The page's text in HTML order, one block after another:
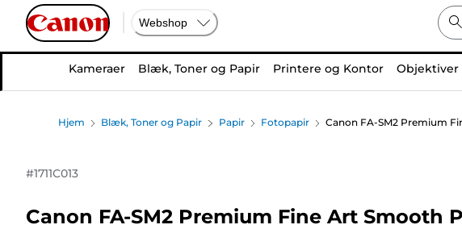
Webshop
Kameraer Blæk, Toner og Papir Printere og Kontor Objektiver
Hjem Blæk, Toner og Papir Papir Fotopapir Canon FA-SM2 Premium
#1711C013
Canon FA-SM2 Premium Fine Art Smooth